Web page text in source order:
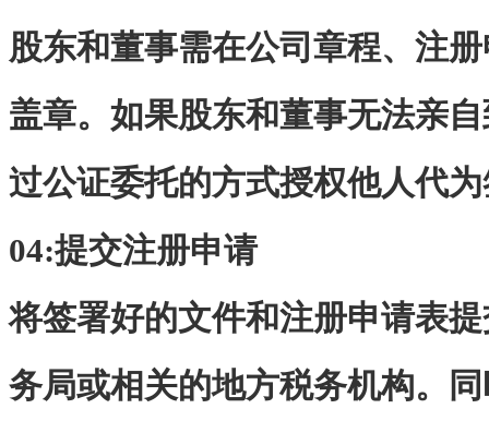
股东和董事需在公司章程、注
盖章。如果股东和董事无法亲
过公证委托的方式授权他人代
04:提交注册申请
将签署好的文件和注册申请表
务局或相关的地方税务机构。